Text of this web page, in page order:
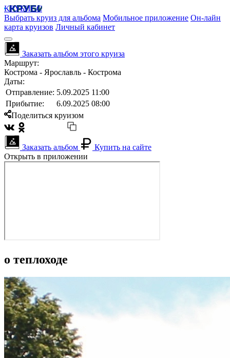
КРУБИСС
Выбрать круиз для альбома Мобильное приложение Он-лайн
карта круизов Личный кабинет
Заказать альбом этого круиза
Маршрут:
Кострома - Ярославль - Кострома
Даты:
Отправление: 5.09.2025 11:00
Прибытие:
6.09.2025 08:00
Поделиться круизом
Заказать альбом
Купить на сайте
Открыть в приложении
о теплоходе